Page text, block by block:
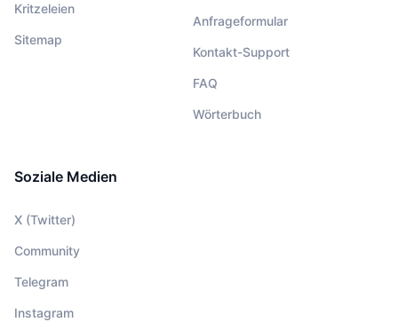
Kritzeleien
Sitemap
Anfrageformular
Kontakt-Support
FAQ
Wörterbuch
Soziale Medien
X (Twitter)
Community
Telegram
Instagram